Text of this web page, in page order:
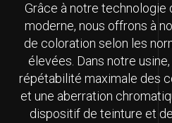
Grâce à notre
moderne, nous offrons à
de coloration selon les
élevées. Dans notre
répétabilité maximale des
et une aberration
dispositif de teinture et